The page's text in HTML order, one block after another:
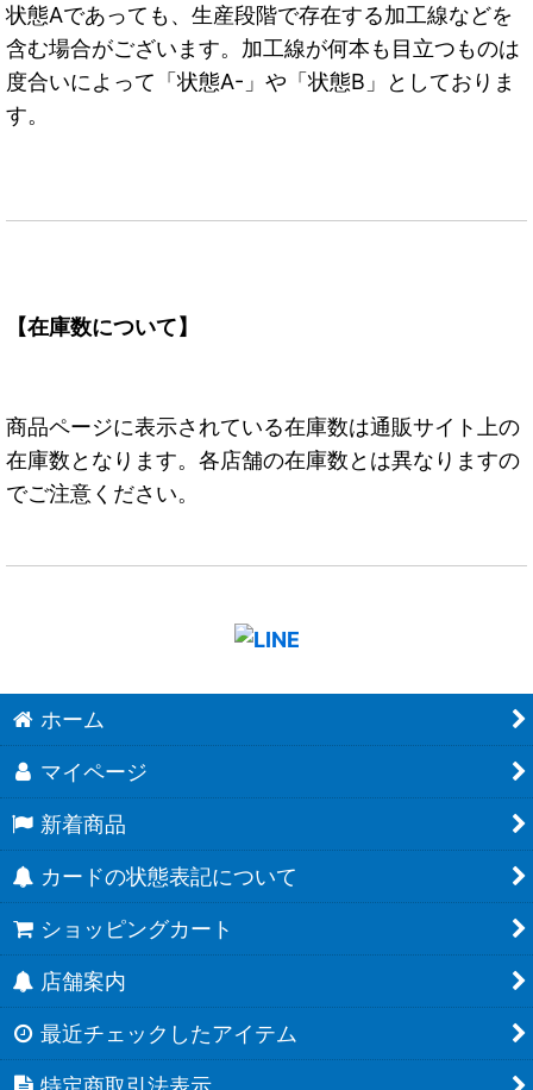
状態Aであっても、生産段階で存在する加工線などを
含む場合がございます。加工線が何本も目立つものは
度合いによって「状態A-」や「状態B」としておりま
す。
【在庫数について】
商品ページに表示されている在庫数は通販サイト上の
在庫数となります。各店舗の在庫数とは異なりますの
でご注意ください。
ホーム
マイページ
新着商品
カードの状態表記について
ショッピングカート
店舗案内
最近チェックしたアイテム